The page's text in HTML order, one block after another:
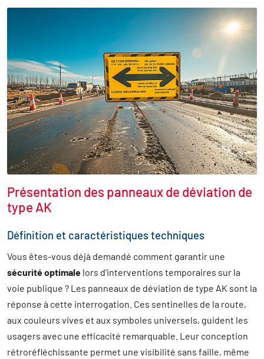
Présentation des panneaux de déviation de
type AK
Définition et caractéristiques techniques
Vous êtes-vous déjà demandé comment garantir une
sécurité optimale lors d'interventions temporaires sur la
voie publique ? Les panneaux de déviation de type AK sont la
réponse à cette interrogation. Ces sentinelles de la route,
aux couleurs vives et aux symboles universels, guident les
usagers avec une efficacité remarquable. Leur conception
rétroréfléchissante permet une visibilité sans faille, même